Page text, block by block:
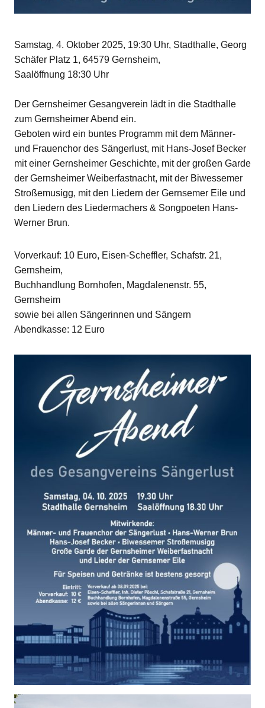
Samstag, 4. Oktober 2025, 19:30 Uhr, Stadthalle, Georg
Schäfer Platz 1, 64579 Gernsheim,
Saalöffnung 18:30 Uhr
Der Gernsheimer Gesangverein lädt in die Stadthalle
zum Gernsheimer Abend ein.
Geboten wird ein buntes Programm mit dem Männer-
und Frauenchor des Sängerlust, mit Hans-Josef Becker
mit einer Gernsheimer Geschichte, mit der großen Garde
der Gernsheimer Weiberfastnacht, mit der Biwessemer
Stroßemusigg, mit den Liedern der Gernsemer Eile und
den Liedern des Liedermachers & Songpoeten Hans-
Werner Brun.
Vorverkauf: 10 Euro, Eisen-Scheffler, Schafstr. 21,
Gernsheim,
Buchhandlung Bornhofen, Magdalenenstr. 55,
Gernsheim
sowie bei allen Sängerinnen und Sängern
Abendkasse: 12 Euro